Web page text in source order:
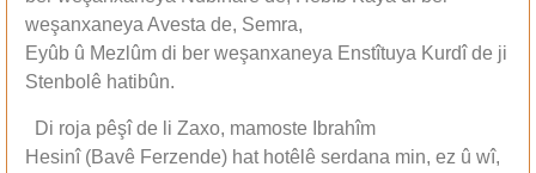
weşanxaneya Avesta de, Semra,
Eyûb û Mezlûm di ber weşanxaneya Enstîtuya Kurdî de ji
Stenbolê hatibûn.
Di roja pêşî de li Zaxo, mamoste Ibrahîm
Hesinî (Bavê Ferzende) hat hotêlê serdana min, ez û wî,